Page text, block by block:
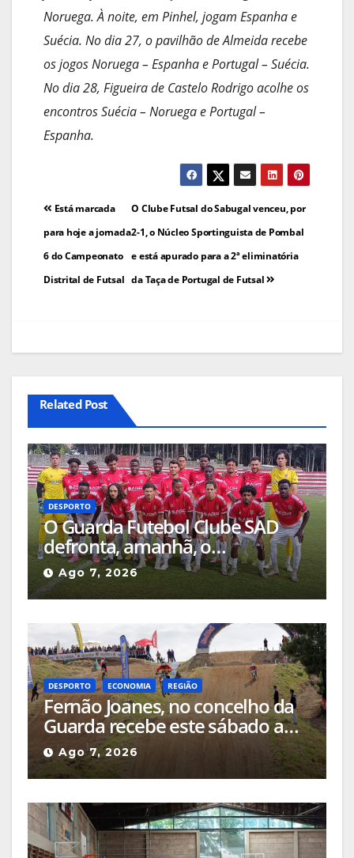
Noruega. À noite, em Pinhel, jogam Espanha e
Suécia. No dia 27, o pavilhão de Almeida recebe
os jogos Noruega – Espanha e Portugal – Suécia.
No dia 28, Figueira de Castelo Rodrigo acolhe os
encontros Suécia – Noruega e Portugal –
Espanha.
Navegação
de
artigos
O Clube Futsal do Sabugal venceu, por
2-1, o Núcleo Sportinguista de Pombal
e está apurado para a 2ª eliminatória
da Taça de Portugal de Futsal
Está marcada
para hoje a jornada
6 do Campeonato
Distrital de Futsal
Related Post
DESPORTO
O Guarda Futebol Clube SAD
defronta, amanhã, o
Sertanense, num jogo a contar
para a Supertaça da Beira
Interior
Ago 7, 2026
DESPORTO ECONOMIA REGIÃO
Fernão Joanes, no concelho da
Guarda recebe este sábado a
Etapa do Campeonato Nacional
de Supercross
Ago 7, 2026